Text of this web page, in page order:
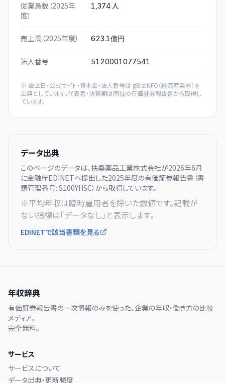
従業員数（2025年
度）
1,374人
売上高（2025年度） 623.1億円
法人番号 5120001077541
※ 設立日・公式サイト・資本金・法人番号は gBizINFO（経済産業省）を
出典としています。代表者・決算期は同社の有価証券報告書から取得し
ています。
データ出典
このページのデータは、扶桑薬品工業株式会社が2026年6月
に金融庁EDINETへ提出した2025年度の有価証券報告書（書
類管理番号: S100YHSC）から取得しています。
※平均年収は臨時雇用者を除いた数値です。記載が
ない指標は「データなし」と表示します。
EDINETで該当書類を見る
年収辞典
有価証券報告書の一次情報のみを使った、企業の年収・働き方の比較
メディア。
完全無料。
サービス
サービスについて
データ出典・更新頻度